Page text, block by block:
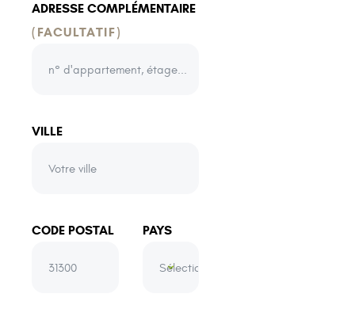
ADRESSE COMPLÉMENTAIRE
(FACULTATIF)
VILLE
CODE POSTAL PAYS